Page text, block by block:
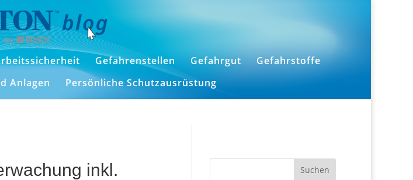
Gefahrenstellen Gefahrgut
Gefahrstoffe
Anlagen Persönliche Schutzausrüstung
inkl.